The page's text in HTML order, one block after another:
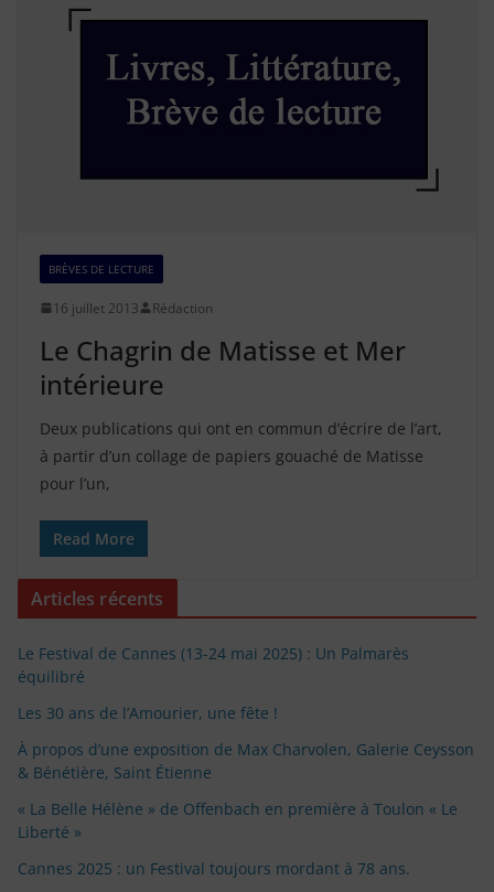
BRÈVES DE LECTURE
16 juillet 2013 Rédaction
Le Chagrin de Matisse et Mer
intérieure
Deux publications qui ont en commun d’écrire de l’art,
à partir d’un collage de papiers gouaché de Matisse
pour l’un,
Read More
Articles récents
Le Festival de Cannes (13-24 mai 2025) : Un Palmarès
équilibré
Les 30 ans de l’Amourier, une fête !
À propos d’une exposition de Max Charvolen, Galerie Ceysson
& Bénétière, Saint Étienne
« La Belle Hélène » de Offenbach en première à Toulon « Le
Liberté »
Cannes 2025 : un Festival toujours mordant à 78 ans.